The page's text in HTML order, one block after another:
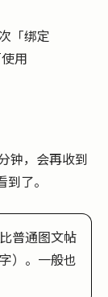
「绑定
用
钟，会再收到
了。
普通图文帖
）。一般也